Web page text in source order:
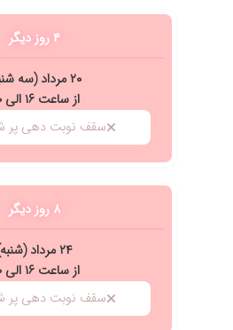
۴ روز دیگر
۲۰ مرداد (سه شنبه)
از ساعت ۱۶ الی ۲۰
سقف نوبت دهی پر
۸ روز دیگر
۲۴ مرداد (شنبه)
از ساعت ۱۶ الی ۲۰
سقف نوبت دهی پر